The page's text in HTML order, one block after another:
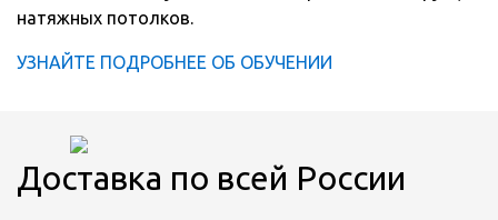
натяжных потолков.
УЗНАЙТЕ ПОДРОБНЕЕ ОБ ОБУЧЕНИИ
Доставка по всей России